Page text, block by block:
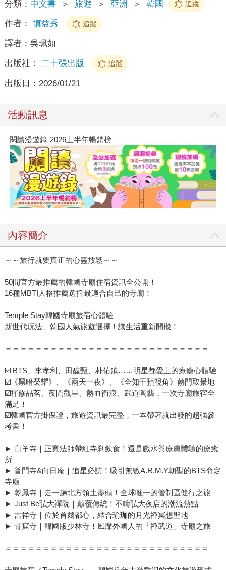
分類： 中文書 ＞ 旅遊 ＞ 亞洲 ＞ 韓國 追蹤
作者： 慎益秀 追蹤
譯者： 吳珮如
出版社： 二十張出版 追蹤
出版日： 2026/01/21
活動訊息
閱讀漫遊錄-2026上半年暢銷榜
內容簡介
～～旅行就要真正的心靈放鬆～～
50間官方最推薦的韓國寺廟住宿資訊全公開！
16種MBTI人格推薦選擇最適合自己的寺廟！
Temple Stay韓國寺廟旅宿心體驗
新世代玩法、韓國人氣旅遊選擇！讓生活重新開機！
＝＝＝＝＝＝＝＝＝＝＝＝＝＝＝＝＝＝＝＝＝＝＝＝＝＝＝
☑️ BTS、李孝利、田馥甄、朴佑鎮……明星都愛上的療癒心體驗
☑️《黑暗榮耀》、《兩天一夜》、《全知干預視角》熱門取景地
☑️禪修品茗、夜間觀星、熱血衝浪、武道陶藝，一次寺廟旅宿全
滿足！
☑️韓國官方掛保證，旅遊資訊最完整，一本帶著就出發的超強參
考書！
► 白羊寺｜正寬法師帶紅寺剎飲食！還是戲水與療膚體驗的療癒
所
► 普門寺&向日庵｜追星必訪！吸引無數A.R.M.Y朝聖的BTS命定
寺廟
► 乾鳳寺｜走一趟北方領土盡頭！全球唯一的管制區健行之旅
► Just Be弘大禪院｜顛覆傳統！不輸弘大夜店的潮流熱點
► 吉祥寺｜位於首爾都心，結合瑜珈的月光禪冥想聖地
► 骨窟寺｜韓國版少林寺！風靡外國人的「禪武道」寺廟之旅
＝＝＝＝＝＝＝＝＝＝＝＝＝＝＝＝＝＝＝＝＝＝＝＝＝＝＝